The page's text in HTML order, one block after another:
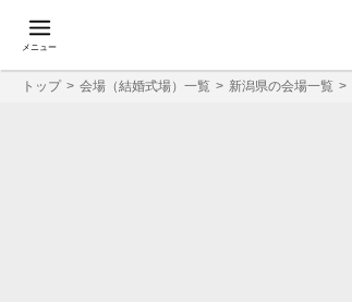
メニュー
トップ 会場（結婚式場）一覧 新潟県の会場一覧